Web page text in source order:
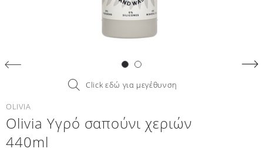
Click εδώ για μεγέθυνση
OLIVIA
Olivia Υγρό σαπούνι χεριών
440ml